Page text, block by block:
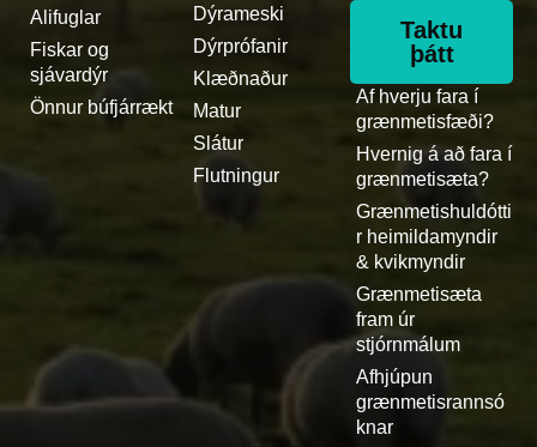
Alifuglar
Fiskar og
sjávardýr
Önnur búfjárrækt
Dýrameski
Dýrprófanir
Klæðnaður
Matur
Slátur
Flutningur
Taktu
þátt
Af hverju fara í
grænmetisfæði?
Hvernig á að fara í
grænmetisæta?
Grænmetishuldótti
r heimildamyndir
& kvikmyndir
Grænmetisæta
fram úr
stjórnmálum
Afhjúpun
grænmetisrannsó
knar